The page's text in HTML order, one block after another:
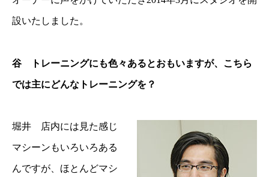
設いたしました。
谷 トレーニングにも色々あるとおもいますが、こちら
では主にどんなトレーニングを？
堀井 店内には見た感じ
マシーンもいろいろある
んですが、ほとんどマシ